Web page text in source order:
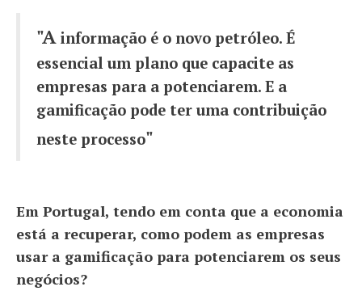
"A informação é o novo petróleo. É
essencial um plano que capacite as
empresas para a potenciarem. E a
gamificação pode ter uma contribuição
neste processo"
Em Portugal, tendo em conta que a economia
está a recuperar, como podem as empresas
usar a gamificação para potenciarem os seus
negócios?